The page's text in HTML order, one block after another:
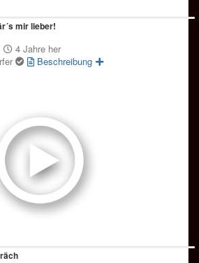
mir lieber!
4 Jahre her
Beschreibung